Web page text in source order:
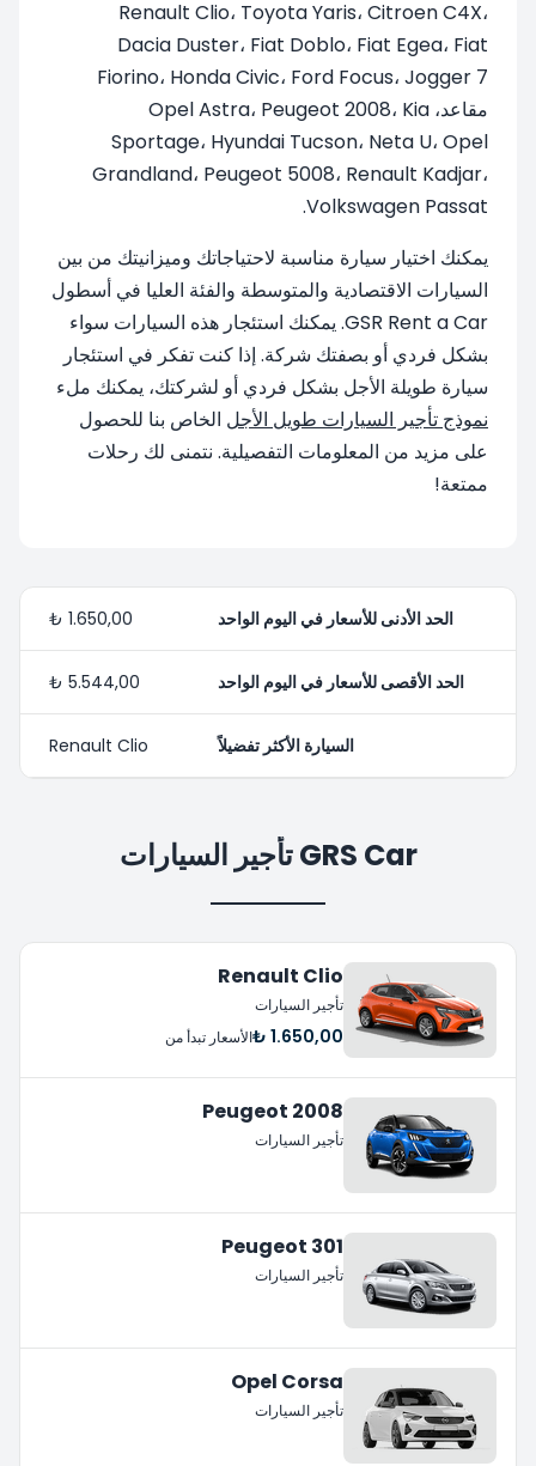
Renault Clio، Toyota Yaris، Citroen C4X،
Dacia Duster، Fiat Doblo، Fiat Egea، Fiat
Fiorino، Honda Civic، Ford Focus، Jogger 7
مقاعد، Opel Astra، Peugeot 2008، Kia
Sportage، Hyundai Tucson، Neta U، Opel
Grandland، Peugeot 5008، Renault Kadjar،
Volkswagen Passat.
يمكنك اختيار سيارة مناسبة لاحتياجاتك وميزانيتك من بين
السيارات الاقتصادية والمتوسطة والفئة العليا في أسطول
GSR Rent a Car. يمكنك استئجار هذه السيارات سواء
بشكل فردي أو بصفتك شركة. إذا كنت تفكر في استئجار
سيارة طويلة الأجل بشكل فردي أو لشركتك، يمكنك ملء
نموذج تأجير السيارات طويل الأجل الخاص بنا للحصول
على مزيد من المعلومات التفصيلية. نتمنى لك رحلات
ممتعة!
الحد الأدنى للأسعار في اليوم الواحد 1.650,00 ₺
الحد الأقصى للأسعار في اليوم الواحد 5.544,00 ₺
السيارة الأكثر تفضيلاً Renault Clio
GRS Car تأجير السيارات
Renault Clio
تأجير السيارات
1.650,00 ₺ الأسعار تبدأ من
Peugeot 2008
تأجير السيارات
Peugeot 301
تأجير السيارات
Opel Corsa
تأجير السيارات